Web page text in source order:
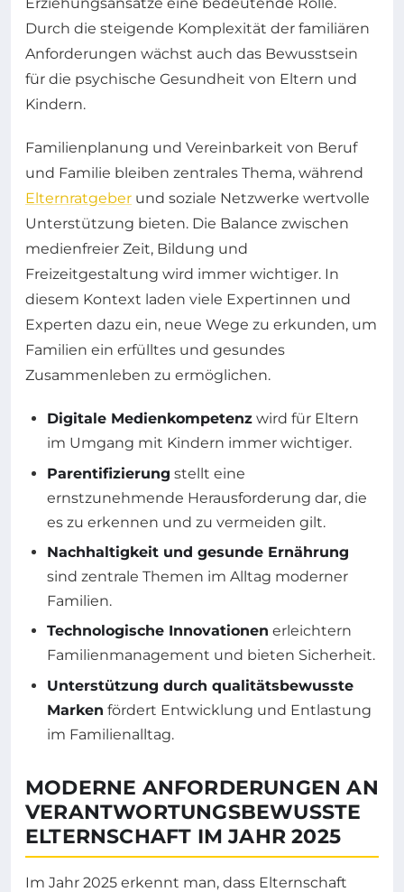
Durch die steigende Komplexität der familiären
Anforderungen wächst auch das Bewusstsein
für die psychische Gesundheit von Eltern und
Kindern.
Familienplanung und Vereinbarkeit von Beruf
und Familie bleiben zentrales Thema, während
Elternratgeber und soziale Netzwerke wertvolle
Unterstützung bieten. Die Balance zwischen
medienfreier Zeit, Bildung und
Freizeitgestaltung wird immer wichtiger. In
diesem Kontext laden viele Expertinnen und
Experten dazu ein, neue Wege zu erkunden, um
Familien ein erfülltes und gesundes
Zusammenleben zu ermöglichen.
Digitale Medienkompetenz wird für Eltern
im Umgang mit Kindern immer wichtiger.
Parentifizierung stellt eine
ernstzunehmende Herausforderung dar, die
es zu erkennen und zu vermeiden gilt.
Nachhaltigkeit und gesunde Ernährung
sind zentrale Themen im Alltag moderner
Familien.
Technologische Innovationen erleichtern
Familienmanagement und bieten Sicherheit.
Unterstützung durch qualitätsbewusste
Marken fördert Entwicklung und Entlastung
im Familienalltag.
MODERNE ANFORDERUNGEN AN
VERANTWORTUNGSBEWUSSTE
ELTERNSCHAFT IM JAHR 2025
Im Jahr 2025 erkennt man, dass Elternschaft